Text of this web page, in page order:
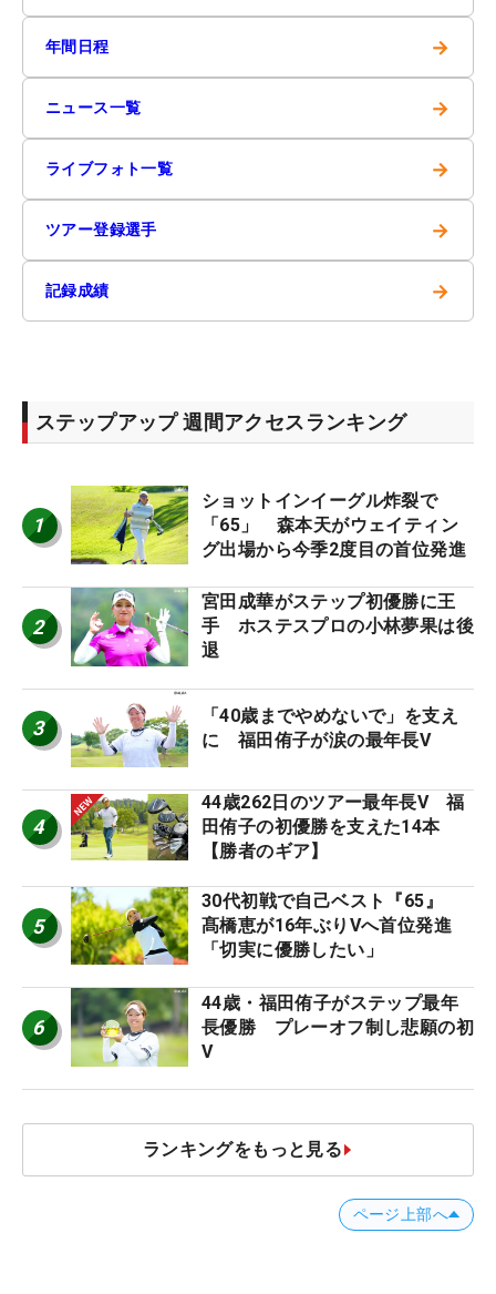
年間日程 →
ニュース一覧 →
ライブフォト一覧 →
ツアー登録選手 →
記録成績 →
ステップアップ 週間アクセスランキング
1
ショットインイーグル炸裂で
「65」 森本天がウェイティン
グ出場から今季2度目の首位発進
2
宮田成華がステップ初優勝に王
手 ホステスプロの小林夢果は後
退
3
「40歳までやめないで」を支え
に 福田侑子が涙の最年長V
4
44歳262日のツアー最年長V 福
田侑子の初優勝を支えた14本
【勝者のギア】
5
30代初戦で自己ベスト『65』
髙橋恵が16年ぶりVへ首位発進
「切実に優勝したい」
6
44歳・福田侑子がステップ最年
長優勝 プレーオフ制し悲願の初
V
ランキングをもっと見る
ページ上部へ